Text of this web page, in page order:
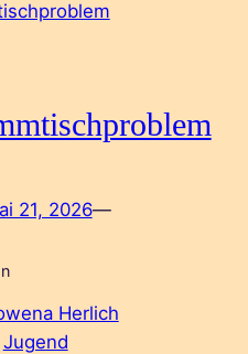
21, 2026—
Herlich
Jugend